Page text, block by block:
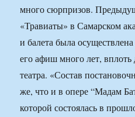
много сюрпризов.
«Травиаты» в Самарском
и балета была
его афиш много лет, вплоть
театра. «Состав
же, что и в опере “Мадам
которой состоялась в